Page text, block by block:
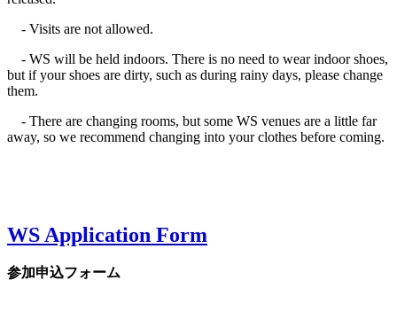
- Visits are not allowed.
- WS will be held indoors. There is no need to wear indoor shoes,
but if your shoes are dirty, such as during rainy days, please change
them.
- There are changing rooms, but some WS venues are a little far
away, so we recommend changing into your clothes before coming.
WS Application Form
​参加申込フォーム